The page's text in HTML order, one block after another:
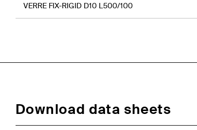
VERRE FIX-RIGID D10 L500/100
Download data sheets